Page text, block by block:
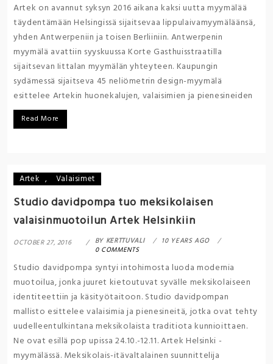
Artek on avannut syksyn 2016 aikana kaksi uutta myymälää
täydentämään Helsingissä sijaitsevaa lippulaivamyymäläänsä,
yhden Antwerpeniin ja toisen Berliiniin. Antwerpenin
myymälä avattiin syyskuussa Korte Gasthuisstraatilla
sijaitsevan Iittalan myymälän yhteyteen. Kaupungin
sydämessä sijaitseva 45 neliömetrin design-myymälä
esittelee Artekin huonekalujen, valaisimien ja pienesineiden
Read More
Artek , Valaisimet
Studio davidpompa tuo meksikolaisen
valaisinmuotoilun Artek Helsinkiin
OCTOBER 27, 2016 BY KERTTUVALI
10 YEARS AGO
0 COMMENTS
Studio davidpompa syntyi intohimosta luoda modernia
muotoilua, jonka juuret kietoutuvat syvälle meksikolaiseen
identiteettiin ja käsityötaitoon. Studio davidpompan
mallisto esittelee valaisimia ja pienesineitä, jotka ovat tehty
uudelleentulkintana meksikolaista traditiota kunnioittaen.
Ne ovat esillä pop upissa 24.10.-12.11. Artek Helsinki -
myymälässä. Meksikolais-itävaltalainen suunnittelija